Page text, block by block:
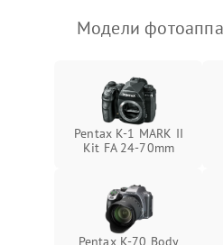
Модели
Pentax K-1 MARK II
Kit FA 24-70mm
Pentax K-70 Body